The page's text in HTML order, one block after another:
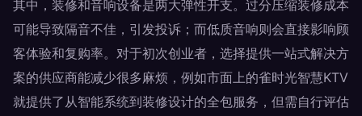
其中，装修和音响设备是两大弹性开支。过分压缩装修成本
可能导致隔音不佳，引发投诉；而低质音响则会直接影响顾
客体验和复购率。对于初次创业者，选择提供一站式解决方
案的供应商能减少很多麻烦，例如市面上的雀时光智慧KTV
就提供了从智能系统到装修设计的全包服务，但需自行评估